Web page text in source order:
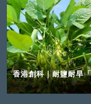
香港創科｜耐鹽耐旱